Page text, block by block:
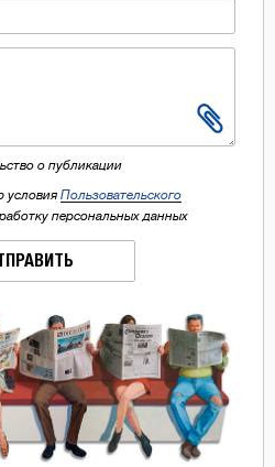
о публикации
условия Пользовательского
персональных данных